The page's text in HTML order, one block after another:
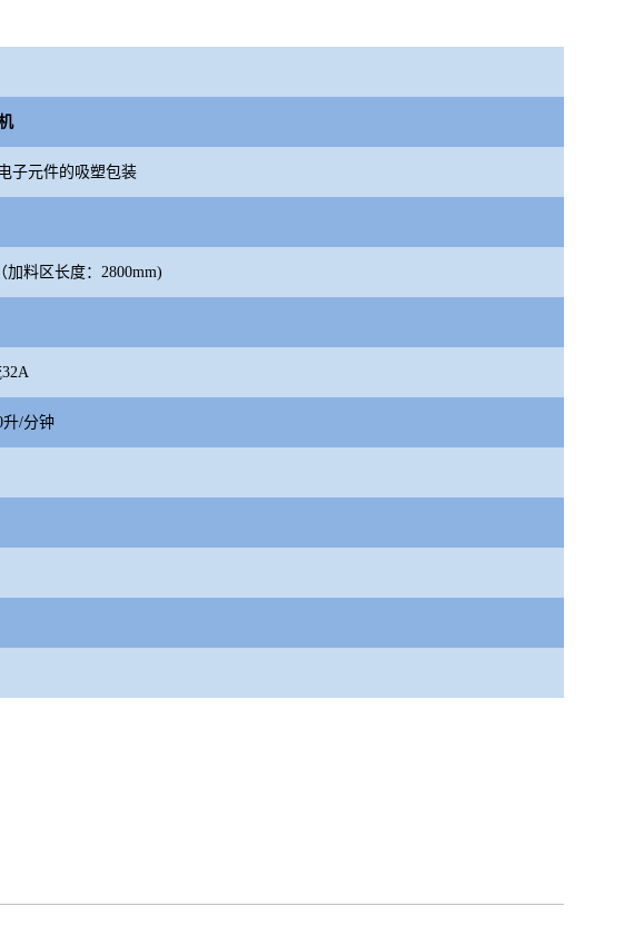
子元件的吸塑包装
加料区长度：2800mm)
升/分钟